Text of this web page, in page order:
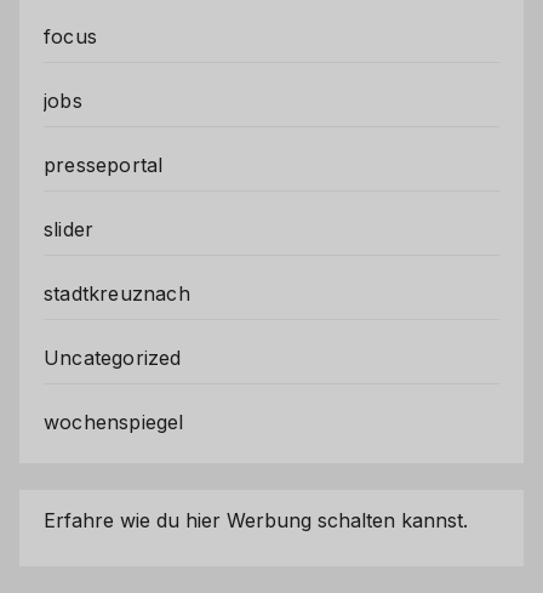
focus
jobs
presseportal
slider
stadtkreuznach
Uncategorized
wochenspiegel
Erfahre wie du hier Werbung schalten kannst.